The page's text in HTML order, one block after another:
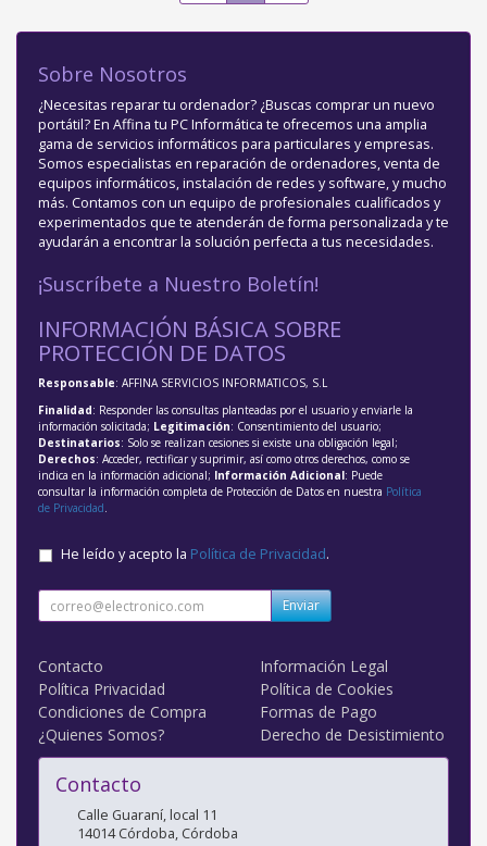
Sobre Nosotros
¿Necesitas reparar tu ordenador? ¿Buscas comprar un nuevo
portátil? En Affina tu PC Informática te ofrecemos una amplia
gama de servicios informáticos para particulares y empresas.
Somos especialistas en reparación de ordenadores, venta de
equipos informáticos, instalación de redes y software, y mucho
más. Contamos con un equipo de profesionales cualificados y
experimentados que te atenderán de forma personalizada y te
ayudarán a encontrar la solución perfecta a tus necesidades.
¡Suscríbete a Nuestro Boletín!
INFORMACIÓN BÁSICA SOBRE
PROTECCIÓN DE DATOS
Responsable: AFFINA SERVICIOS INFORMATICOS, S.L
Finalidad: Responder las consultas planteadas por el usuario y enviarle la
información solicitada; Legitimación: Consentimiento del usuario;
Destinatarios: Solo se realizan cesiones si existe una obligación legal;
Derechos: Acceder, rectificar y suprimir, así como otros derechos, como se
indica en la información adicional; Información Adicional: Puede
consultar la información completa de Protección de Datos en nuestra Política
de Privacidad.
He leído y acepto la Política de Privacidad.
Enviar
Contacto
Información Legal
Política Privacidad
Política de Cookies
Condiciones de Compra
Formas de Pago
¿Quienes Somos?
Derecho de Desistimiento
Contacto
Calle Guaraní, local 11
14014 Córdoba, Córdoba